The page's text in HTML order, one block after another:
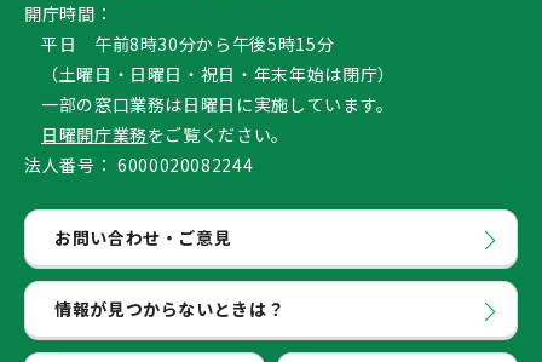
開庁時間：
平日 午前8時30分から午後5時15分
（土曜日・日曜日・祝日・年末年始は閉庁）
一部の窓口業務は日曜日に実施しています。
日曜開庁業務をご覧ください。
法人番号： 6000020082244
お問い合わせ・ご意見
情報が見つからないときは？